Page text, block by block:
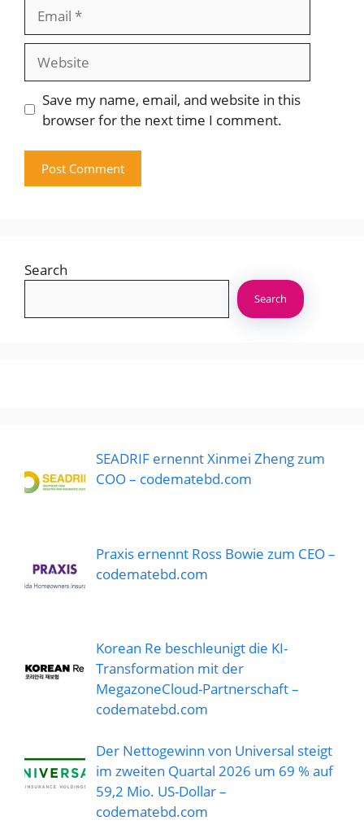
Website
Save my name, email, and website in this
browser for the next time I comment.
Search
Search
SEADRIF ernennt Xinmei Zheng zum
COO – codematebd.com
Praxis ernennt Ross Bowie zum CEO –
codematebd.com
Korean Re beschleunigt die KI-
Transformation mit der
MegazoneCloud-Partnerschaft –
codematebd.com
Der Nettogewinn von Universal steigt
im zweiten Quartal 2026 um 69 % auf
59,2 Mio. US-Dollar –
codematebd.com